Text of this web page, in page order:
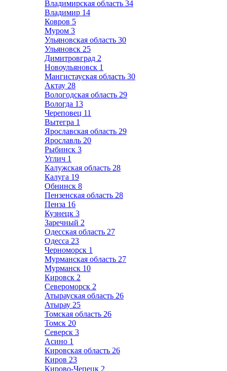
Владимирская область 34
Владимир 14
Ковров 5
Муром 3
Ульяновская область 30
Ульяновск 25
Димитровград 2
Новоульяновск 1
Мангистауская область 30
Актау 28
Вологодская область 29
Вологда 13
Череповец 11
Вытегра 1
Ярославская область 29
Ярославль 20
Рыбинск 3
Углич 1
Калужская область 28
Калуга 19
Обнинск 8
Пензенская область 28
Пенза 16
Кузнецк 3
Заречный 2
Одесская область 27
Одесса 23
Черноморск 1
Мурманская область 27
Мурманск 10
Кировск 2
Североморск 2
Атырауская область 26
Атырау 25
Томская область 26
Томск 20
Северск 3
Асино 1
Кировская область 26
Киров 23
Кирово-Чепецк 2